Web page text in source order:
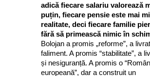
adică fiecare salariu valorează
puțin, fiecare pensie este mai
realitate, deci fiecare familie
fără să primească nimic în
Bolojan a promis „reforme”, a livrat
faliment. A promis “stabilitate”, a
și nesiguranță. A promis o
europeană”, dar a construit un